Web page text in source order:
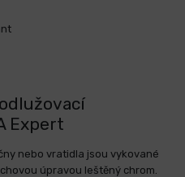
Expert
nebo vratidla jsou vykované
úpravou leštěný chrom.